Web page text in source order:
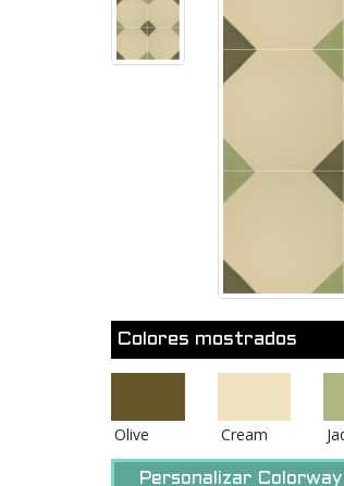
Colores mostrados
Olive Cream
Personalizar Colorway